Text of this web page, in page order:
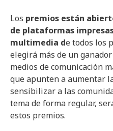
Los premios están
de plataformas
multimedia de todos los
elegirá más de un
medios de comunicación
que apunten a aumentar
sensibilizar a las
tema de forma regular,
estos premios.